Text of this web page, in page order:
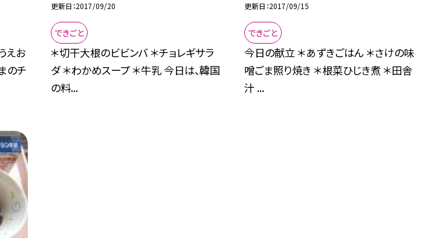
えお
のチ
更新日 2017/09/20
できごと
＊切干大根のビビンバ ＊チョレギサラ
ダ ＊わかめスープ ＊牛乳 今日は、韓国
の料...
更新日 2017/09/15
できごと
今日の献立 ＊あずきごはん ＊さけの味
噌ごま照り焼き ＊根菜ひじき煮 ＊田舎
汁 ...